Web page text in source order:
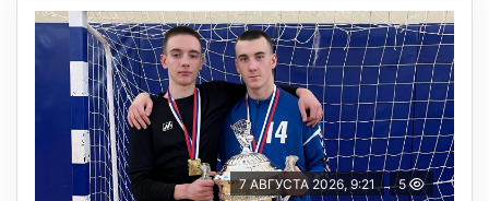
7 АВГУСТА 2026, 9:21 5